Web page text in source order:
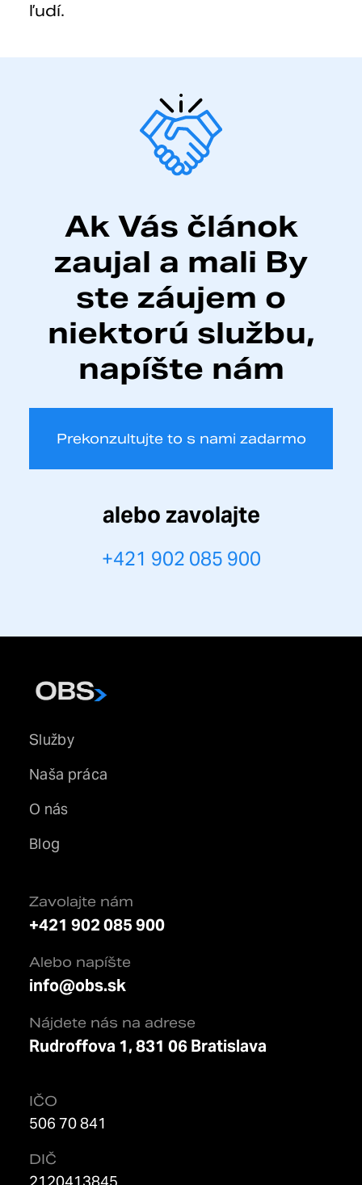
ľudí.
Ak Vás článok
zaujal a mali By
ste záujem o
niektorú službu,
napíšte nám
Prekonzultujte to s nami zadarmo
alebo zavolajte
+421 902 085 900
Služby
Naša práca
O nás
Blog
Zavolajte nám
+421 902 085 900
Alebo napíšte
info@obs.sk
Nájdete nás na adrese
Rudroffova 1, 831 06 Bratislava
IČO
506 70 841
DIČ
2120413845